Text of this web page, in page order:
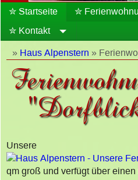
✮ Startseite ✮
✮ Kontakt
» Haus Alpenstern »
Unsere
qm groß und verfügt über